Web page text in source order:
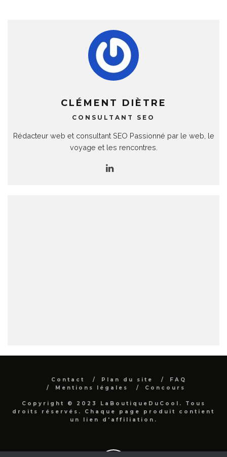
CLÉMENT DIÈTRE
CONSULTANT SEO
Rédacteur web et consultant SEO Passionné par le web, le
voyage et les rencontres.
Contact Plan du site
FAQ
Mentions légales
Concours
Copyright © 2023 LaBoutiqueDuCool. Tous
droits réservés. Chaque page produit contient
un lien d'affiliation.